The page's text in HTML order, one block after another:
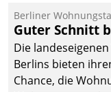
Berliner
Guter Schnitt
Die
Berlins bieten
Chance, die